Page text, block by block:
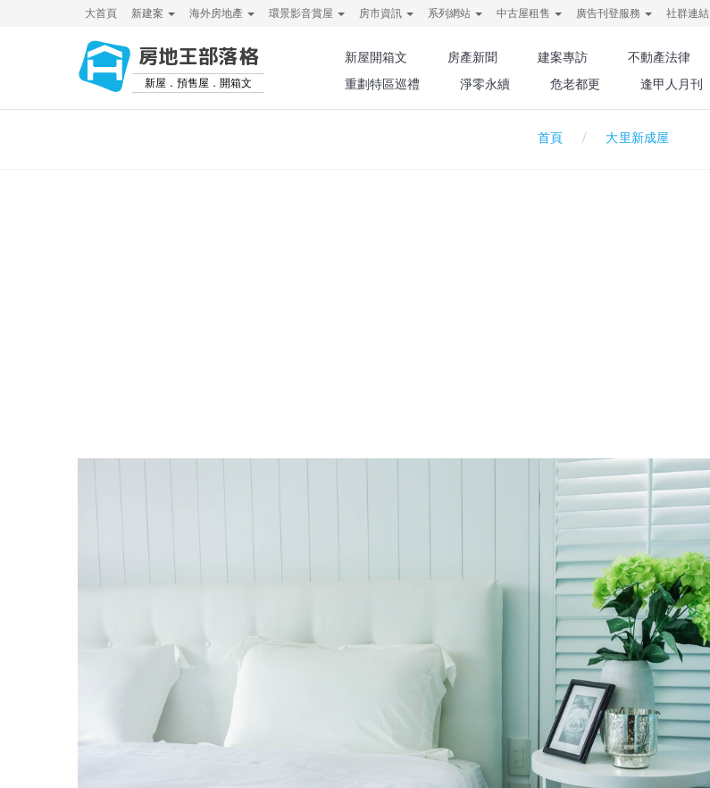
大首頁 新建案 海外房地產 環景影音賞屋 房市資訊 系列網站 中古屋租售 廣告刊登服務 社群連結
房地王部落格
新屋．預售屋．開箱文
新屋開箱文 房產新聞 建案專訪 不動產法律
重劃特區巡禮
淨零永續 危老都更 逢甲人月刊
首頁 大里新成屋